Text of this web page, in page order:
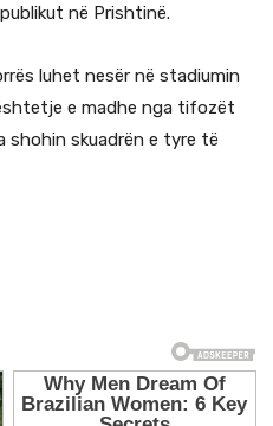
në Prishtinë.
luhet nesër në stadiumin
e madhe nga tifozët
shohin skuadrën e tyre të